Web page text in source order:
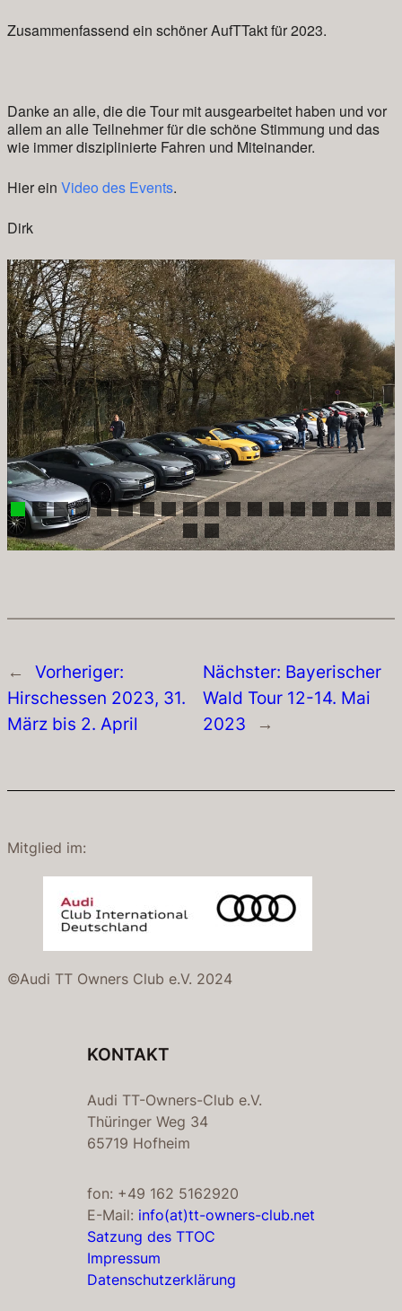
Zusammenfassend ein schöner AufTTakt für 2023.
Danke an alle, die die Tour mit ausgearbeitet haben und vor
allem an alle Teilnehmer für die schöne Stimmung und das
wie immer disziplinierte Fahren und Miteinander.
Hier ein Video des Events.
Dirk
←
Vorheriger:
Hirschessen 2023, 31.
März bis 2. April
Nächster: Bayerischer
Wald Tour 12-14. Mai
2023
→
Mitglied im:
©Audi TT Owners Club e.V. 2024
KONTAKT
Audi TT-Owners-Club e.V.
Thüringer Weg 34
65719 Hofheim
fon: +49 162 5162920
E-Mail: info(at)tt-owners-club.net
Satzung des TTOC
Impressum
Datenschutzerklärung